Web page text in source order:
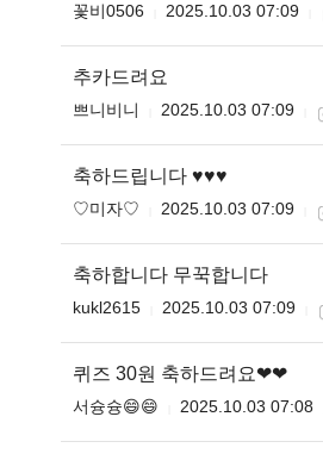
꽃비0506 2025.10.03 07:09
추카드려요
쁘니비니 2025.10.03 07:09
축하드립니다 ♥️♥️♥️
♡미자♡ 2025.10.03 07:09
축하합니다 무꾹합니다
kukl2615 2025.10.03 07:09
퀴즈 30원 축하드려요❤❤
서슝슝😄😄 2025.10.03 07:08